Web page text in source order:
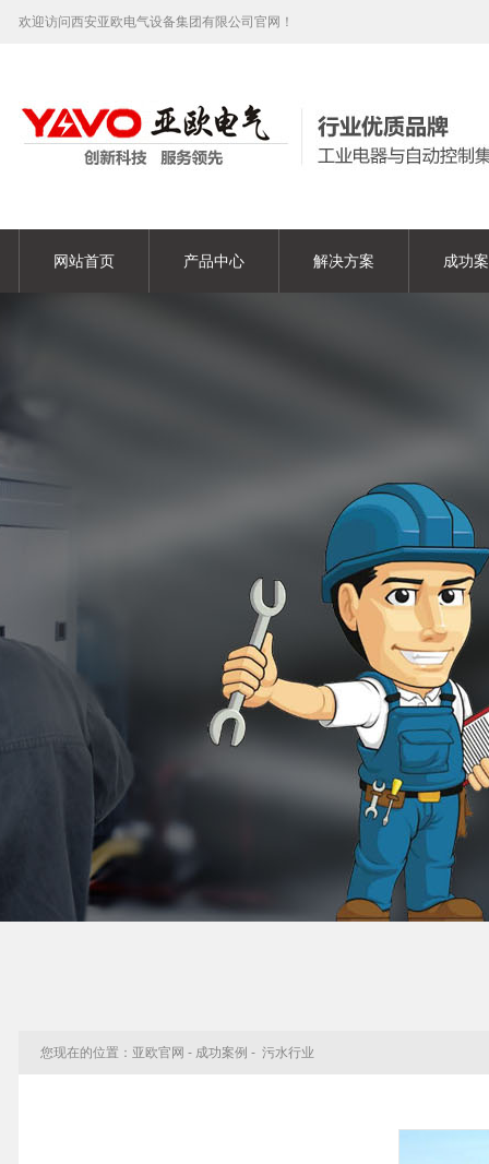
欢迎访问西安亚欧电气设备集团有限公司官网！
网站首页 产品中心 解决方案 成功
您现在的位置： 亚欧官网 - 成功案例 - 污水行业